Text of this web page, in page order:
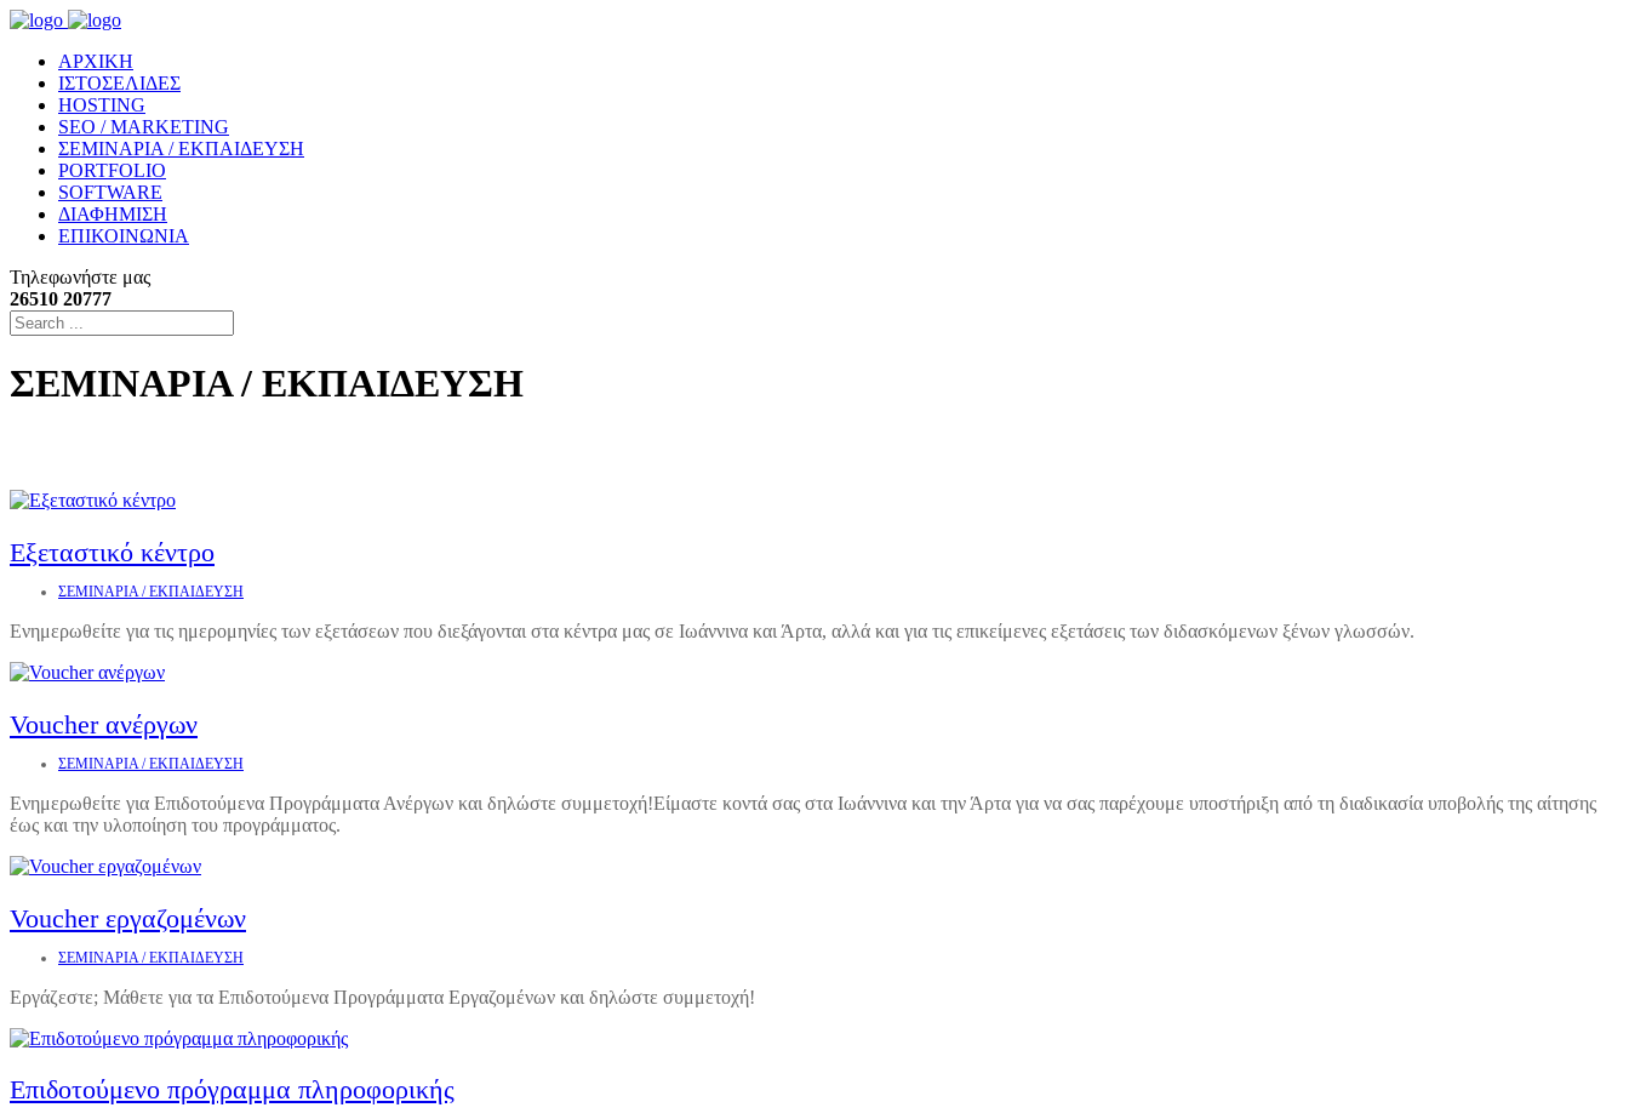
ΑΡΧΙΚΗ
ΙΣΤΟΣΕΛΙΔΕΣ
HOSTING
SEO / MARKETING
ΣΕΜΙΝΑΡΙΑ / ΕΚΠΑΙΔΕΥΣΗ
PORTFOLIO
SOFTWARE
ΔΙΑΦΗΜΙΣΗ
ΕΠΙΚΟΙΝΩΝΙΑ
Τηλεφωνήστε μας
26510 20777
ΣΕΜΙΝΑΡΙΑ / ΕΚΠΑΙΔΕΥΣΗ
Εξεταστικό κέντρο
ΣΕΜΙΝΑΡΙΑ / ΕΚΠΑΙΔΕΥΣΗ
Ενημερωθείτε για τις ημερομηνίες των εξετάσεων που διεξάγονται στα κέντρα μας σε Ιωάννινα και Άρτα, αλλά και για τις επικείμενες εξετάσεις των διδασκόμενων ξένων γλωσσών.
Voucher ανέργων
ΣΕΜΙΝΑΡΙΑ / ΕΚΠΑΙΔΕΥΣΗ
Ενημερωθείτε για Επιδοτούμενα Προγράμματα Ανέργων και δηλώστε συμμετοχή!Είμαστε κοντά σας στα Ιωάννινα και την Άρτα για να σας παρέχουμε υποστήριξη από τη διαδικασία υποβολής της αίτησης
έως και την υλοποίηση του προγράμματος.
Voucher εργαζομένων
ΣΕΜΙΝΑΡΙΑ / ΕΚΠΑΙΔΕΥΣΗ
Εργάζεστε; Μάθετε για τα Επιδοτούμενα Προγράμματα Εργαζομένων και δηλώστε συμμετοχή!
Επιδοτούμενο πρόγραμμα πληροφορικής